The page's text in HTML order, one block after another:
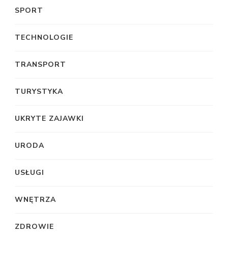
SPORT
TECHNOLOGIE
TRANSPORT
TURYSTYKA
UKRYTE ZAJAWKI
URODA
USŁUGI
WNĘTRZA
ZDROWIE